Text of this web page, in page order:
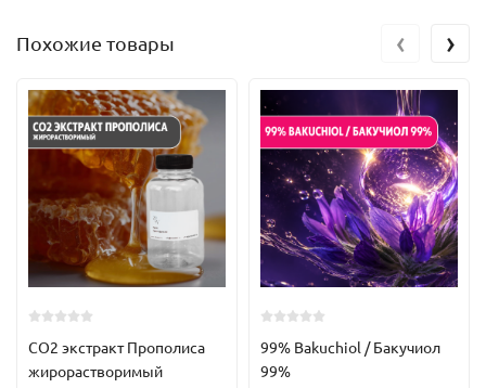
Ксантановая камедьвыступает в роли гелеобразователя,
образуя вязкие смеси даже при низкой концентрации в
растворе, стабилен к заморозке/разморозке и перепадам
температуры.
Ксантан способен образовывать вязкие растворе вне
зависимости от колебаний уровня РН.
Применение ксантановой камеди:
В косметике
Похожие товары
CO2 экстракт Прополиса
жирорастворимый
99% Bakuchiol / Бакучиол
99%
‹ ›